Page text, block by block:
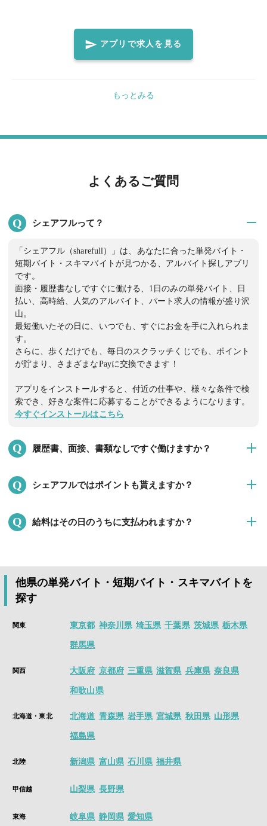
安があればスタッフにどんどん聞いてください。 優しく丁寧に教
えますのでご安心ください。 笑顔で元気よく楽しみながら仕事し
アプリで求人を見る
もっとみる
よくあるご質問
Q シェアフルって？
「シェアフル（sharefull）」は、あなたに合った単発バイト・
短期バイト・スキマバイトが見つかる、アルバイト探しアプリ
です。
面接・履歴書なしですぐに働ける、1日のみの単発バイト、日
払い、高時給、人気のアルバイト、パート求人の情報が盛り沢
山。
最短働いたその日に、いつでも、すぐにお金を手に入れられま
す。
さらに、歩くだけでも、毎日のスクラッチくじでも、ポイント
が貯まり、さまざまなPayに交換できます！
アプリをインストールすると、付近の仕事や、様々な条件で検
索でき、好きな案件に応募することができるようになります。
今すぐインストールはこちら
Q 履歴書、面接、書類なしですぐ働けますか？
はい。数時間でも、 働きたい時間に、面接・履歴書なしですぐ
に働くことができます！
お願いいたします。
索でき、好きな案件に応募することができるようになります。
今すぐインストールはこちら
Q シェアフルではポイントも貰えますか？
はい。シェアフルでは、歩く、毎日のスクラッチくじ、友達招
待、ミッションなどたくさんの方法でポイントを獲得できま
スキマ時間を価値にかえる単発バイト・短期バイト・スキマバ
イトアプリはシェアフル
Q 給料はその日のうちに支払われますか？
※「即払い可」アイコンが表示されている求人のお仕事で就業
した場合
高時給、人気のアルバイト情報が盛り沢山！
今すぐインストールはこちら
他県の単発バイト・短期バイト・スキマバイトを
探す
関東 東京都 神奈川県 埼玉県 千葉県 茨城県 栃木県
群馬県
関西 大阪府 京都府 三重県 滋賀県 兵庫県 奈良県
和歌山県
北海道・東北 北海道 青森県 岩手県 宮城県 秋田県 山形県
福島県
北陸 新潟県 富山県 石川県 福井県
甲信越 山梨県 長野県
東海 岐阜県 静岡県 愛知県